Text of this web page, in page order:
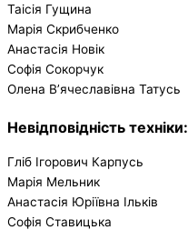
Таісія Гущина
Марія Скрибченко
Анастасія Новік
Софія Сокорчук
Олена В’ячеславівна Татусь
Невідповідність техніки:
Гліб Ігорович Карпусь
Марія Мельник
Анастасія Юріївна Ільків
Софія Ставицька